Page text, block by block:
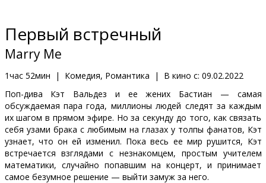
Клуб
Первый встречный
Marry Me
1час 52мин | Комедия, Романтика | В кино с: 09.02.2022
Поп-дива Кэт Вальдез и ее жених Бастиан — самая
обсуждаемая пара года, миллионы людей следят за каждым
их шагом в прямом эфире. Но за секунду до того, как связать
себя узами брака с любимым на глазах у толпы фанатов, Кэт
узнает, что он ей изменил. Пока весь ее мир рушится, Кэт
встречается взглядами с незнакомцем, простым учителем
математики, случайно попавшим на концерт, и принимает
самое безумное решение — выйти замуж за него.